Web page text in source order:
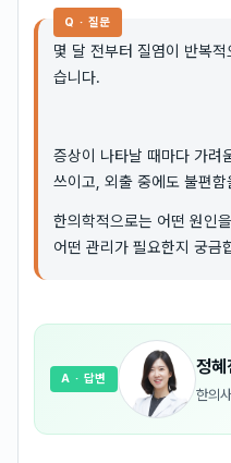
Q · 질문
몇 달 전부터 질염이 반복
습니다.
증상이 나타날 때마다 가려
쓰이고, 외출 중에도 불편
한의학적으로는 어떤 원인
어떤 관리가 필요한지 궁금
정혜
한의사
A · 답변